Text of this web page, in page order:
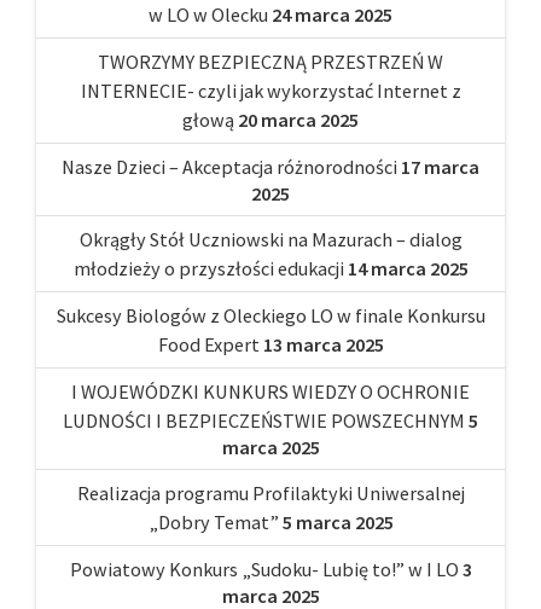
w LO w Olecku 24 marca 2025
TWORZYMY BEZPIECZNĄ PRZESTRZEŃ W
INTERNECIE- czyli jak wykorzystać Internet z
głową 20 marca 2025
Nasze Dzieci – Akceptacja różnorodności 17 marca
2025
Okrągły Stół Uczniowski na Mazurach – dialog
młodzieży o przyszłości edukacji 14 marca 2025
Sukcesy Biologów z Oleckiego LO w finale Konkursu
Food Expert 13 marca 2025
I WOJEWÓDZKI KUNKURS WIEDZY O OCHRONIE
LUDNOŚCI I BEZPIECZEŃSTWIE POWSZECHNYM 5
marca 2025
Realizacja programu Profilaktyki Uniwersalnej
„Dobry Temat” 5 marca 2025
Powiatowy Konkurs „Sudoku- Lubię to!” w I LO 3
marca 2025